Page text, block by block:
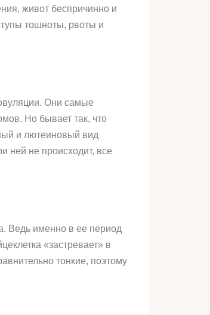
живот беспричинно и
тошноты, рвоты и
Они самые
Но бывает так, что
и лютеиновый вид
ней не происходит, все
Ведь именно в ее период
«застревает» в
тонкие, поэтому